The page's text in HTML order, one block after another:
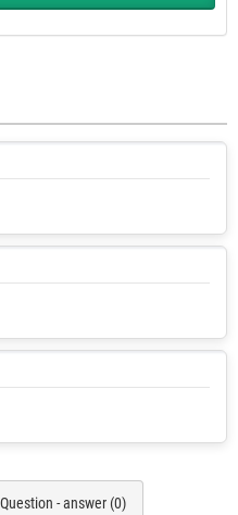
Question - answer (0)